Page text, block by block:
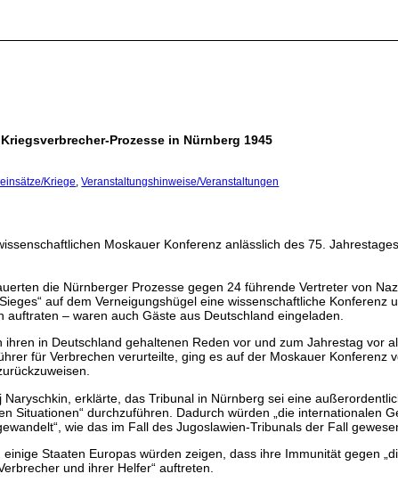
Prozesse in Nürnberg 1945
Kriege,Veranstaltungshinweise/Veranstaltungen
Moskauer Konferenz anlässlich des 75.
die Nürnberger Prozesse gegen 24 führende Vertreter von
auf dem Verneigungshügel eine wissenschaftliche Konferenz
– waren auch Gäste aus Deutschland eingeladen.
ihren in Deutschland gehaltenen Reden vor und zum Jahrestag vor
für Verbrechen verurteilte, ging es auf der Moskauer Konferenz
erklärte, das Tribunal in Nürnberg sei eine
Situationen“ durchzuführen. Dadurch würden „die internationalen
wie das im Fall des Jugoslawien-Tribunals der Fall
Staaten Europas würden zeigen, dass ihre Immunität gegen
und ihrer Helfer“ auftreten.